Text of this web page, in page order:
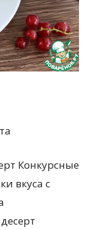
Конкурсные
вкуса с